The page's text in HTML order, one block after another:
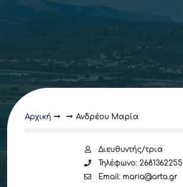
Αρχική Ανδρέου Μαρία
Διευθυντής/τρια
Τηλέφωνο: 2681362255
Email: maria@arta.gr